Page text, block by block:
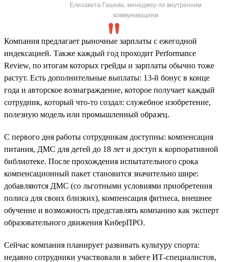
Елизавета Гашева, менеджер по внутренним
коммуникациям
Компания предлагает рыночные зарплаты с ежегодной
индексацией. Также каждый год проходит Performance
Review, по итогам которых грейды и зарплаты обычно тоже
растут. Есть дополнительные выплаты: 13-й бонус в конце
года и авторское вознаграждение, которое получает каждый
сотрудник, который что-то создал: служебное изобретение,
полезную модель или промышленный образец.
С первого дня работы сотрудникам доступны: компенсация
питания, ДМС для детей до 18 лет и доступ к корпоративной
библиотеке. После прохождения испытательного срока
компенсационный пакет становится значительно шире:
добавляются ДМС (со льготными условиями приобретения
полиса для своих близких), компенсация фитнеса, внешнее
обучение и возможность представлять компанию как эксперт
образовательного движения КиберПРО.
Сейчас компания планирует развивать культуру спорта:
недавно сотрудники участвовали в забеге ИТ-специалистов,